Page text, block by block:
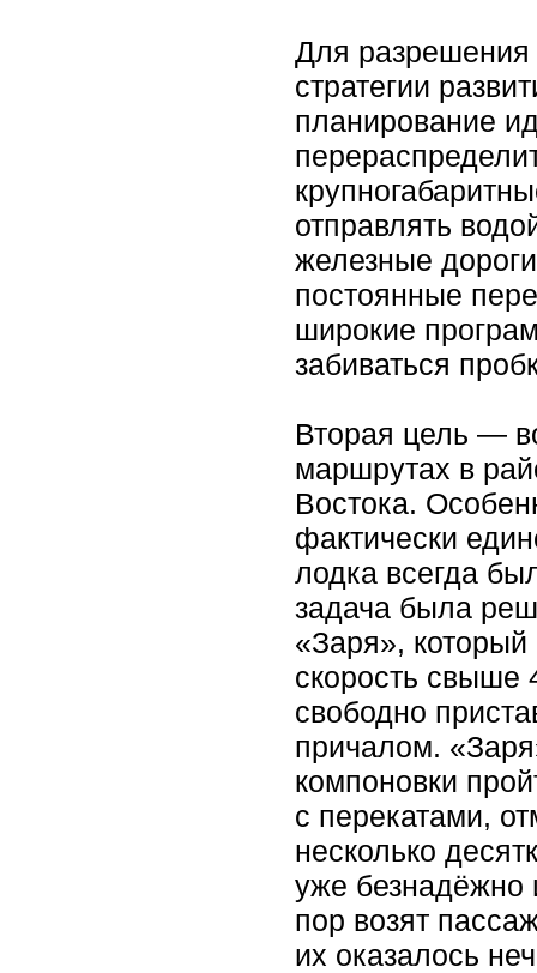
Для разрешения
стратегии
планирование
отправлять
железные
постоянные
широкие
забиваться
Вторая цель —
маршрутах в
Востока.
фактически
лодка всегда
задача была
«Заря», который
скорость свыше
свободно
причалом.
компоновки
с перекатами,
несколько
уже безнадёжно
пор возят
их оказалось